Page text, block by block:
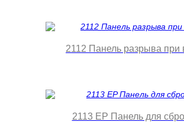
2112 Панель разрыва при
2113 EP Панель для